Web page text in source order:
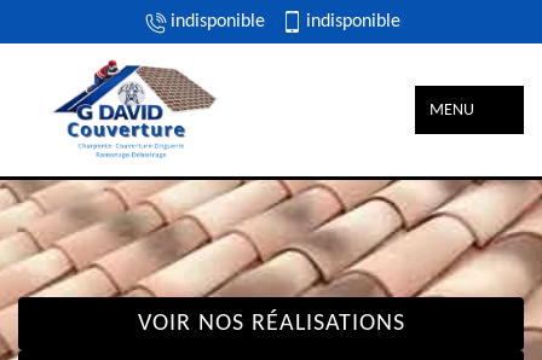
indisponible indisponible
MENU
VOIR NOS RÉALISATIONS